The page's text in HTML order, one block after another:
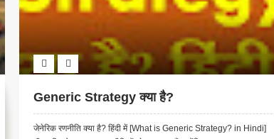
Generic Strategy क्या है?
जेनेरिक रणनीति क्या है? हिंदी में [What is Generic Strategy? in Hindi]